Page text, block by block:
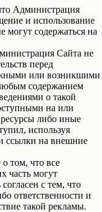
Администрация
и использование
могут содержаться на
Сайта не
перед
или возникшими
содержанием
о такой
на или
либо иные
используя
ссылки на внешние
том, что все
часть могут
с тем, что
ответственности и
такой рекламы.